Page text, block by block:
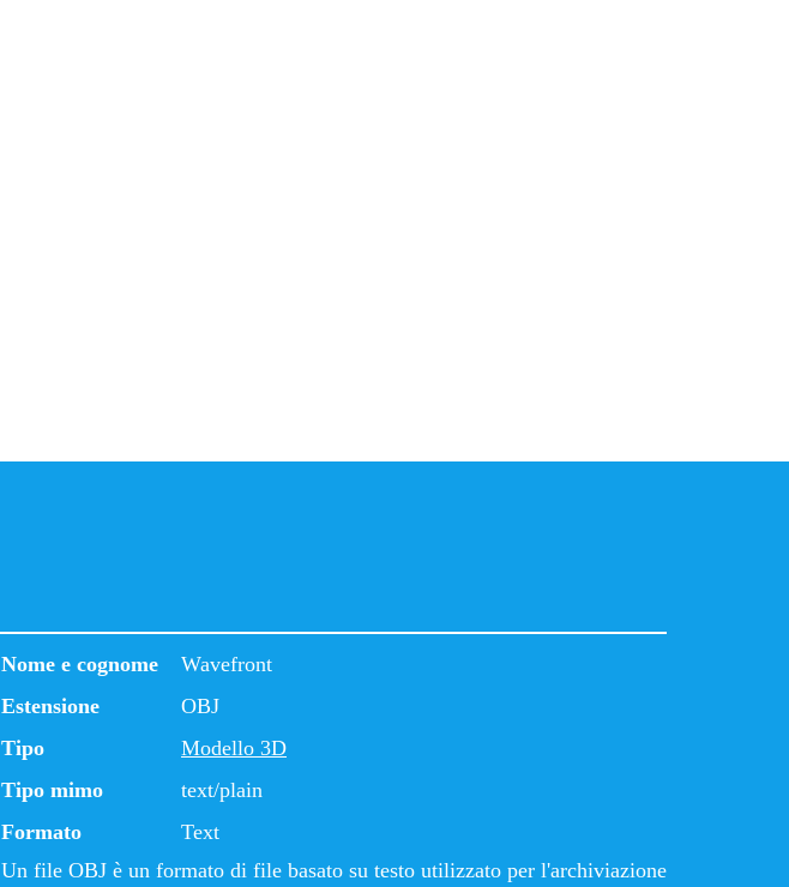
Nome e cognome
Wavefront
Estensione
OBJ
Tipo
Modello 3D
Tipo mimo
text/plain
Formato
Text
Un file OBJ è un formato di file basato su testo utilizzato per l'archiviazione